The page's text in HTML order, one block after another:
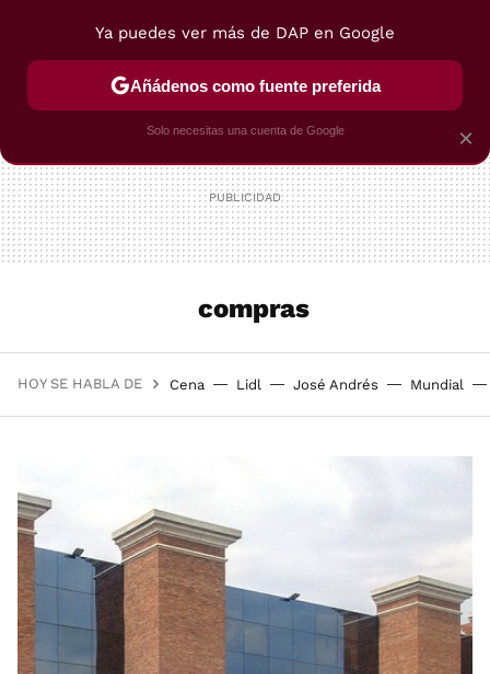
POSTRES VIAJES SELECCIÓN VEGUI
compras
HOY SE HABLA DE Cena Lidl José Andrés Mundial
×
Ya puedes ver más de DAP en Google
Añádenos como fuente preferida
Solo necesitas una cuenta de Google